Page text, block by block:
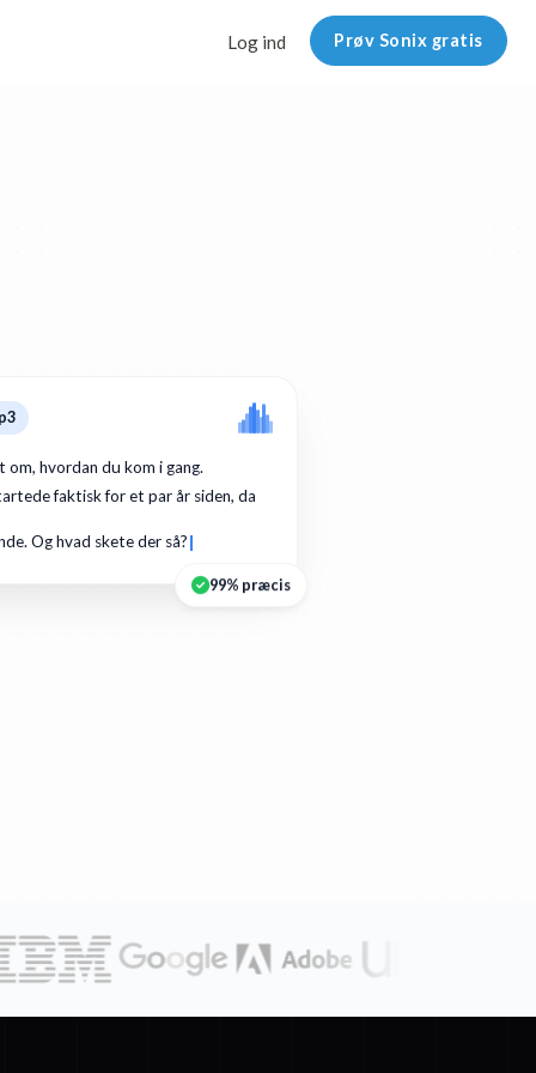
Log ind Prøv Sonix gratis
hvordan du kom i gang.
faktisk for et par år siden, da
Og hvad skete der så?
99% præcis